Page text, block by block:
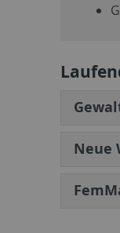
Neue